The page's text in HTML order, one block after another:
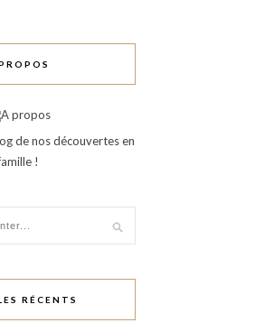
de nos découvertes en
!
RÉCENTS